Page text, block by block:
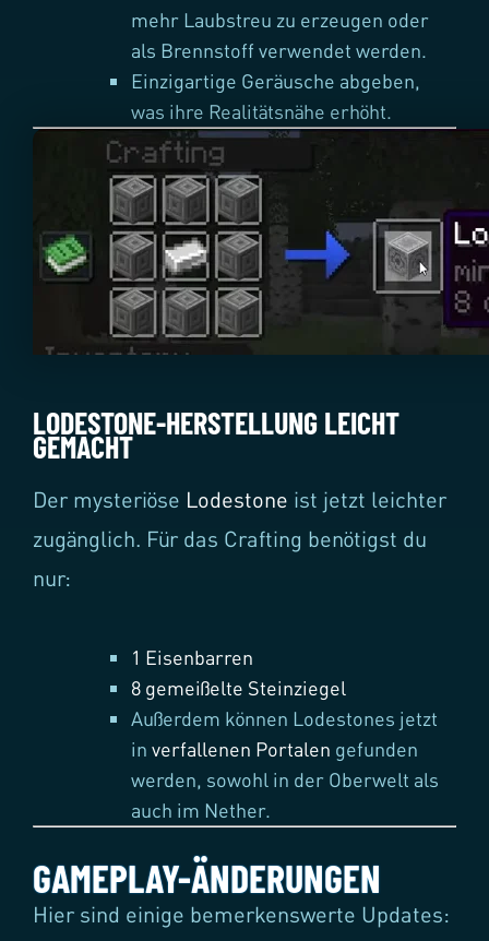
mehr Laubstreu zu erzeugen oder
als Brennstoff verwendet werden.
Einzigartige Geräusche abgeben,
was ihre Realitätsnähe erhöht.
LODESTONE-HERSTELLUNG LEICHT
GEMACHT
Der mysteriöse Lodestone ist jetzt leichter
zugänglich. Für das Crafting benötigst du
nur:
1 Eisenbarren
8 gemeißelte Steinziegel
Außerdem können Lodestones jetzt
in verfallenen Portalen gefunden
werden, sowohl in der Oberwelt als
auch im Nether.
GAMEPLAY-ÄNDERUNGEN
Hier sind einige bemerkenswerte Updates: